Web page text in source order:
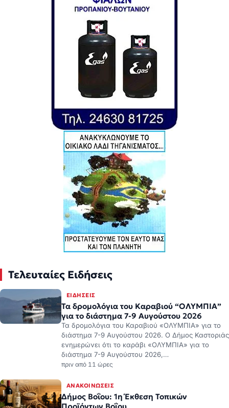
Τελευταίες Ειδήσεις
ΕΙΔΉΣΕΙΣ
Τα δρομολόγια του Καραβιού “ΟΛΥΜΠΙΑ”
για το διάστημα 7-9 Αυγούστου 2026
Τα δρομολόγια του Καραβιού «ΟΛΥΜΠΙΑ» για το
διάστημα 7-9 Αυγούστου 2026. Ο Δήμος Καστοριάς
ενημερώνει ότι το καράβι «ΟΛΥΜΠΙΑ» για το
διάστημα 7-9 Αυγούστου 2026,…
πριν από 11 ώρες
ΑΝΑΚΟΙΝΏΣΕΙΣ
Δήμος Βοΐου: 1η Έκθεση Τοπικών